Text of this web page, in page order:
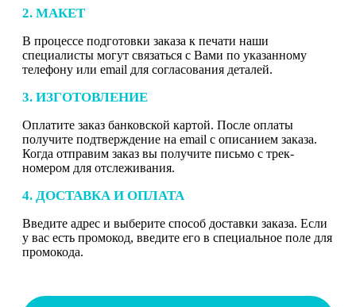
2. МАКЕТ
В процессе подготовки заказа к печати наши
специалисты могут связаться с Вами по указанному
телефону или email для согласования деталей.
3. ИЗГОТОВЛЕНИЕ
Оплатите заказ банковской картой. После оплаты
получите подтверждение на email с описанием заказа.
Когда отправим заказ вы получите письмо с трек-
номером для отслеживания.
4. ДОСТАВКА И ОПЛАТА
Введите адрес и выберите способ доставки заказа. Если
у вас есть промокод, введите его в специальное поле для
промокода.